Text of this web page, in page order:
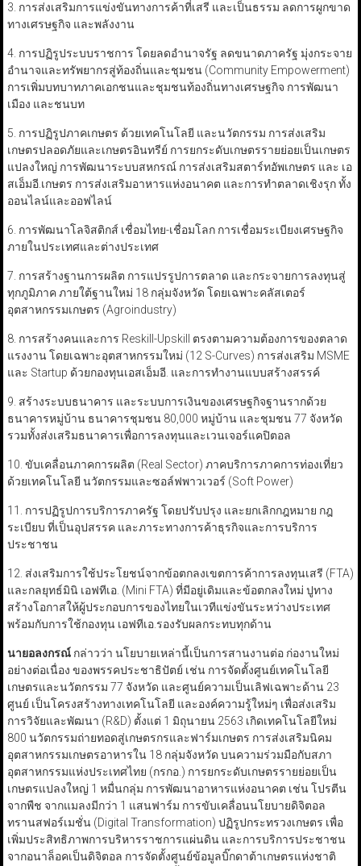
3. การส่งเสริมการแข่งขันทางการค้าที่เสรี และเป็นธรรม ลดการผูกขาด
ทางเศรษฐกิจ และพลังงาน
4. การปฏิรูประบบราชการ โดยลดอำนาจรัฐ ลดขนาดภาครัฐ มุ่งกระจาย
อำนาจและทรัพยากรสู่ท้องถิ่นและชุมชน (Community Empowerment)
การเพิ่มบทบาทภาคเอกชนและชุมชนท้องถิ่นทางเศรษฐกิจ การพัฒนา
เมือง และชนบท
5. การปฏิรูปภาคเกษตร ด้วยเทคโนโลยี และนวัตกรรม การส่งเสริม
เกษตรปลอดภัยและเกษตรอินทรีย์ การยกระดับเกษตรรายย่อยเป็นเกษตร
แปลงใหญ่ การพัฒนาระบบสหกรณ์ การส่งเสริมสตาร์ทอัพเกษตร และ เอ
สเอ็มอี.เกษตร การส่งเสริมอาหารแห่งอนาคต และการทำตลาดเชิงรุก ทั้ง
ออนไลน์และออฟไลน์
6. การพัฒนาโลจิสติกส์ เชื่อมไทย-เชื่อมโลก การเชื่อมระเบียงเศรษฐกิจ
ภายในประเทศและต่างประเทศ
7. การสร้างฐานการผลิต การแปรรูปการตลาด และกระจายการลงทุนสู่
ทุกภูมิภาคภายใต้ฐานใหม่ 18 กลุ่มจังหวัด โดยเฉพาะคลัสเตอร์
อุตสาหกรรมเกษตร (Agroindustry)
8. การสร้างคนและการ Reskill-Upskill ตรงตามความต้องการของตลาด
แรงงานโดยเฉพาะอุตสาหกรรมใหม่ (12 S-Curves) การส่งเสริม MSME
และ Startup ด้วยกองทุนเอสเอ็มอี. และการทำงานแบบสร้างสรรค์
9. สร้างระบบธนาคาร และระบบการเงินของเศรษฐกิจฐานรากด้วย
ธนาคารหมู่บ้าน ธนาคารชุมชน 80,000 หมู่บ้าน และชุมชน 77 จังหวัด
รวมทั้งส่งเสริมธนาคารเพื่อการลงทุนและเวนเจอร์แคปิตอล
10. ขับเคลื่อนภาคการผลิต (Real Sector) ภาคบริการภาคการท่องเที่ยว
ด้วยเทคโนโลยี นวัตกรรมและซอล์ฟพาวเวอร์ (Soft Power)
11. การปฏิรูปการบริการภาครัฐ โดยปรับปรุง และยกเลิกกฎหมาย กฎ
ระเบียบ ที่เป็นอุปสรรค และภาระทางการค้าธุรกิจและการบริการ
ประชาชน
12. ส่งเสริมการใช้ประโยชน์จากข้อตกลงเขตการค้าการลงทุนเสรี (FTA)
และกลยุทธ์มินิ เอฟทีเอ. (Mini FTA) ที่มีอยู่เดิมและข้อตกลงใหม่ ปูทาง
สร้างโอกาสให้ผู้ประกอบการของไทยในเวทีแข่งขันระหว่างประเทศ
พร้อมกับการใช้กองทุน เอฟทีเอ.รองรับผลกระทบทุกด้าน
นายอลงกรณ์กล่าวว่า นโยบายเหล่านี้เป็นการสานงานต่อ ก่องานใหม่
อย่างต่อเนื่อง ของพรรคประชาธิปัตย์ เช่น การจัดตั้งศูนย์เทคโนโลยี
เกษตรและนวัตกรรม 77 จังหวัด และศูนย์ความเป็นเลิฟเฉพาะด้าน 23
ศูนย์ เป็นโครงสร้างทางเทคโนโลยี และองค์ความรู้ใหม่ๆ เพื่อส่งเสริม
การวิจัยและพัฒนา (R&D) ตั้งแต่ 1 มิถุนายน 2563 เกิดเทคโนโลยีใหม่
800 นวัตกรรมถ่ายทอดสู่เกษตรกรและฟาร์มเกษตร การส่งเสริมนิคม
อุตสาหกรรมเกษตรอาหารใน 18 กลุ่มจังหวัด บนความร่วมมือกับสภา
อุตสาหกรรมแห่งประเทศไทย (กรกอ.) การยกระดับเกษตรรายย่อยเป็น
เกษตรแปลงใหญ่ 1 หมื่นกลุ่ม การพัฒนาอาหารแห่งอนาคต เช่น โปรตีน
จากพืช จากแมลงมีกว่า 1 แสนฟาร์ม การขับเคลื่อนนโยบายดิจิตอล
ทรานสฟอร์เมชั่น (Digital Transformation) ปฏิรูปกระทรวงเกษตร เพื่อ
เพิ่มประสิทธิภาพการบริหารราชการแผ่นดิน และการบริการประชาชน
จากอนาล็อคเป็นดิจิตอล การจัดตั้งศูนย์ข้อมูลบิ๊กดาต้าเกษตรแห่งชาติ